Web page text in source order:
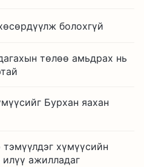
болохгүй
төлөө амьдрах нь
Бурхан яахан
тэмүүлдэг хүмүүсийн
ажилладаг